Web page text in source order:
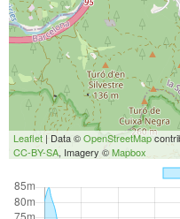
Leaflet | Data ©OpenStreetMap
CC-BY-SA, Imagery ©Mapbox